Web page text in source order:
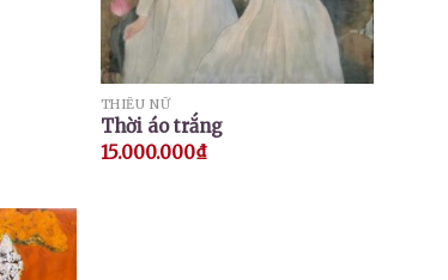
THIẾU NỮ
Thời áo trắng
15.000.000₫